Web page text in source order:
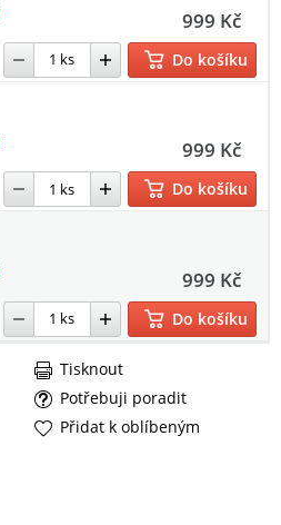
999 Kč
Do košíku
999 Kč
Do košíku
999 Kč
Do košíku
Potřebuji poradit
Tisknout
Přidat k oblíbeným